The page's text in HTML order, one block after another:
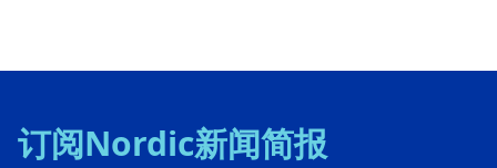
订阅Nordic新闻简报